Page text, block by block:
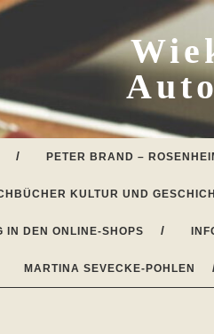
PETER BRAND –
KULTUR UND
IN DEN ONLINE-SHOPS
MARTINA SEVECKE-POHLEN